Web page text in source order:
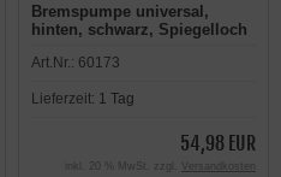
Bremspumpe universal,
hinten, schwarz, Spiegelloch
rechts
Art.Nr.: 60173
Lieferzeit: 1 Tag
54,98 EUR
inkl. 20 % MwSt. zzgl. Versandkosten